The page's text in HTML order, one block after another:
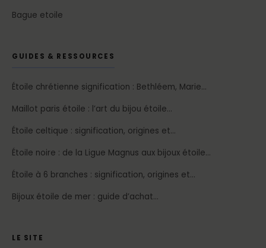
Bague etoile
GUIDES & RESSOURCES
Étoile chrétienne signification : Bethléem, Marie…
Maillot paris étoile : l’art du bijou étoile…
Étoile celtique : signification, origines et…
Étoile noire : de la Ligue Magnus aux bijoux étoile…
Étoile à 6 branches : signification, origines et…
Bijoux étoile de mer : guide d’achat…
LE SITE